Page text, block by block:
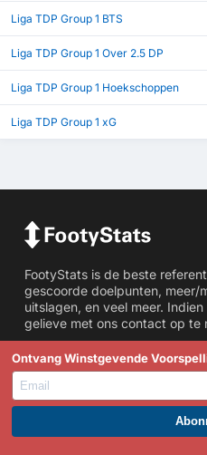
Liga TDP Group 1 BTS
Liga TDP Group 1 Over 2.5 DP
Liga TDP Group 1 Hoekschoppen
Liga TDP Group 1 xG
FootyStats is de beste
gescoorde doelpunten, meer/
uitslagen, en veel meer.
gelieve met ons contact op te
Statistieken
Meer/Minder Dan
WORD PREMIUM
Ontvang Winstgevende